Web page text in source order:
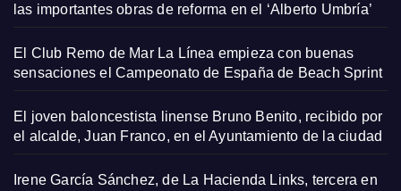
las importantes obras de reforma en el ‘Alberto Umbría’
El Club Remo de Mar La Línea empieza con buenas
sensaciones el Campeonato de España de Beach Sprint
El joven baloncestista linense Bruno Benito, recibido por
el alcalde, Juan Franco, en el Ayuntamiento de la ciudad
Irene García Sánchez, de La Hacienda Links, tercera en